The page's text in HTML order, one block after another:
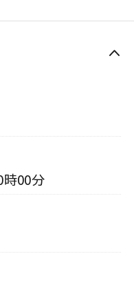
00分